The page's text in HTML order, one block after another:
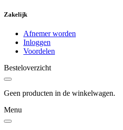
Zakelijk
Afnemer worden
Inloggen
Voordelen
Besteloverzicht
Geen producten in de winkelwagen.
Menu